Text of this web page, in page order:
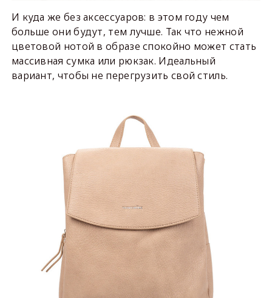
И куда же без аксессуаров: в этом году чем
больше они будут, тем лучше. Так что нежной
цветовой нотой в образе спокойно может стать
массивная сумка или рюкзак. Идеальный
вариант, чтобы не перегрузить свой стиль.